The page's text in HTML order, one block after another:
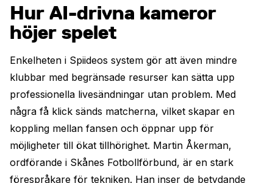
Hur AI-drivna kameror
höjer spelet
Enkelheten i Spiideos system gör att även mindre
klubbar med begränsade resurser kan sätta upp
professionella livesändningar utan problem. Med
några få klick sänds matcherna, vilket skapar en
koppling mellan fansen och öppnar upp för
möjligheter till ökat tillhörighet. Martin Åkerman,
ordförande i Skånes Fotbollförbund, är en stark
förespråkare för tekniken. Han inser de betydande